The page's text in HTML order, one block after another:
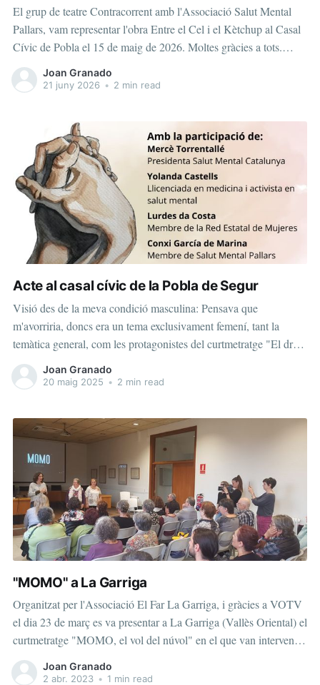
El grup de teatre Contracorrent amb l'Associació Salut Mental
Pallars, vam representar l'obra Entre el Cel i el Kètchup al Casal
Cívic de Pobla el 15 de maig de 2026. Moltes gràcies a tots.
L'argument te a veure amb la pràctica del "bullying" i del
"moving". Dirigida per la Núria
Joan Granado
21 juny 2026 • 2 min read
Acte al casal cívic de la Pobla de Segur
Visió des de la meva condició masculina: Pensava que
m'avorriria, doncs era un tema exclusivament femení, tant la
temàtica general, com les protagonistes del curtmetratge "El dret
a sentir", com les participants en el debat posterior... però, hi has
d'anar!! em deia a mi mateix: ets membre de la Junta
Joan Granado
20 maig 2025 • 2 min read
"MOMO" a La Garriga
Organitzat per l'Associació El Far La Garriga, i gràcies a VOTV
el dia 23 de març es va presentar a La Garriga (Vallès Oriental) el
curtmetratge "MOMO, el vol del núvol" en el que van intervenir
al col·loqui les dos protagonistes, la nostra sòcia, la Contxi
García de Marina
Joan Granado
2 abr. 2023 • 1 min read